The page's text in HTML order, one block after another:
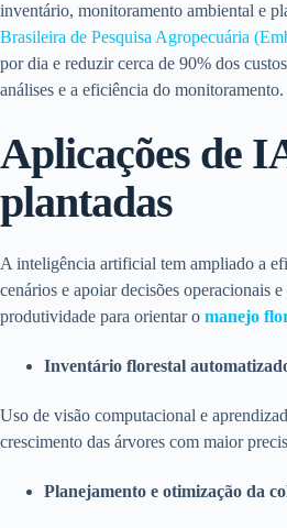
inventário, monitoramento ambiental e
Brasileira de Pesquisa Agropecuária
por dia e reduzir cerca de 90% dos
análises e a eficiência do monitoramento.
Aplicações de
plantadas
A inteligência artificial tem ampliado a
cenários e apoiar decisões operacionais
produtividade para orientar o manejo
Inventário florestal
Uso de visão computacional e
crescimento das árvores com maior
Planejamento e otimização da